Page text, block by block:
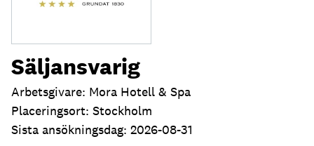
Säljansvarig
Arbetsgivare: Mora Hotell & Spa
Placeringsort: Stockholm
Sista ansökningsdag: 2026-08-31